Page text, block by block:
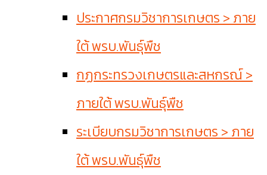
ประกาศกรมวิชาการเกษตร > ภาย
ใต้ พรบ.พันธุ์พืช
กฏกระทรวงเกษตรและสหกรณ์ >
ภายใต้ พรบ.พันธุ์พืช
ระเบียบกรมวิชาการเกษตร > ภาย
ใต้ พรบ.พันธุ์พืช